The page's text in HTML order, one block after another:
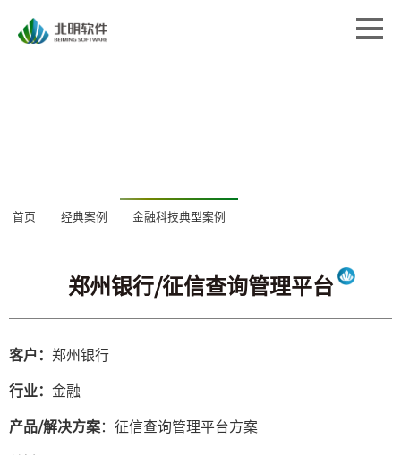
经典案例
新闻中心
关于北明
首页 经典案例 金融科技典型案例
郑州银行/征信查询管理平台
客户： 郑州银行
行业： 金融
产品/解决方案：征信查询管理平台方案